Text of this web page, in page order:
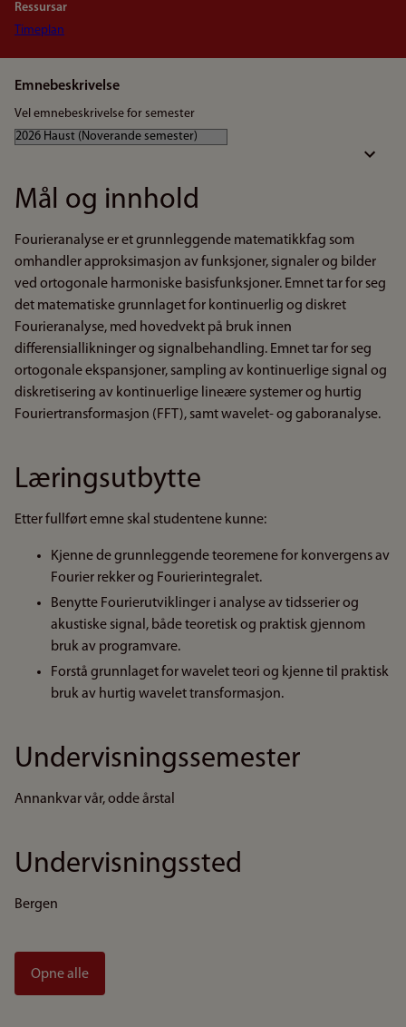
Ressursar
Timeplan
Emnebeskrivelse
Vel emnebeskrivelse for semester
Mål og innhold
Fourieranalyse er et grunnleggende matematikkfag som
omhandler approksimasjon av funksjoner, signaler og bilder
ved ortogonale harmoniske basisfunksjoner. Emnet tar for seg
det matematiske grunnlaget for kontinuerlig og diskret
Fourieranalyse, med hovedvekt på bruk innen
differensiallikninger og signalbehandling. Emnet tar for seg
ortogonale ekspansjoner, sampling av kontinuerlige signal og
diskretisering av kontinuerlige lineære systemer og hurtig
Fouriertransformasjon (FFT), samt wavelet- og gaboranalyse.
Læringsutbytte
Etter fullført emne skal studentene kunne:
Kjenne de grunnleggende teoremene for konvergens av
Fourier rekker og Fourierintegralet.
Benytte Fourierutviklinger i analyse av tidsserier og
akustiske signal, både teoretisk og praktisk gjennom
bruk av programvare.
Forstå grunnlaget for wavelet teori og kjenne til praktisk
bruk av hurtig wavelet transformasjon.
Undervisningssemester
Annankvar vår, odde årstal
Undervisningssted
Bergen
Opne alle